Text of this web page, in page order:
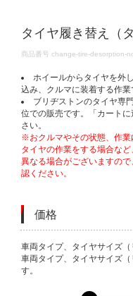
タイヤ履き替え（
DETAILS
商品番号 change-tire-desorption-
ホイールからタイヤを外
込み、クルマに装着する作業
ブリヂストンのタイヤ専
位での販売です。「カート
さい。
※おクルマやその状態、作業
タイヤの作業をする場合な
異なる場合がございますの
認ください。
価格
VARIATIONS
車両タイプ、タイヤサイズ（
車両タイプ、タイヤサイズ
す。